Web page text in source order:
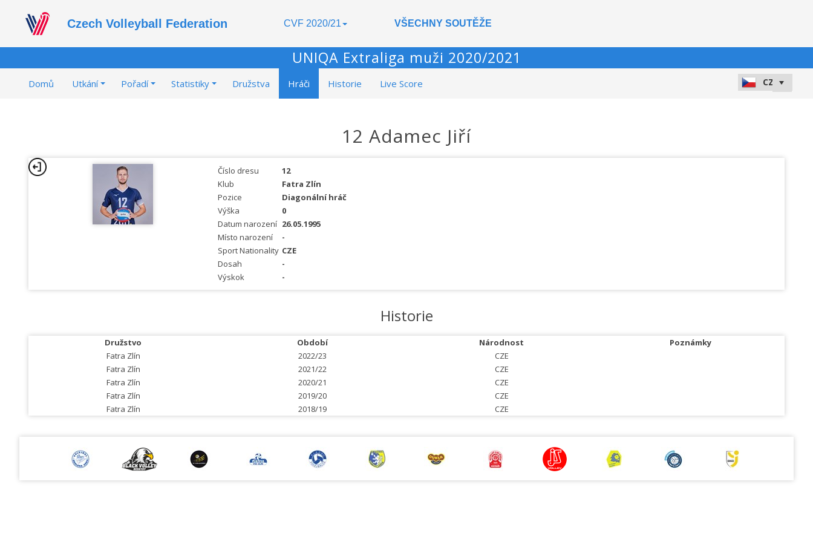
Czech Volleyball Federation CVF 2020/21 VŠECHNY SOUTĚŽE
UNIQA Extraliga muži 2020/2021
Domů Utkání Pořadí Statistiky Družstva Hráči Historie Live Score
12 Adamec Jiří
Číslo dresu
12
Klub
Fatra Zlín
Pozice
Diagonální hráč
Výška
0
Datum narození 26.05.1995
Místo narození
-
Sport Nationality CZE
Dosah
-
Výskok
-
Historie
Družstvo Období Národnost
Poznámky
Fatra Zlín
2022/23
CZE
Fatra Zlín
2021/22
CZE
Fatra Zlín
2020/21
CZE
Fatra Zlín
2019/20
CZE
Fatra Zlín
2018/19 CZE